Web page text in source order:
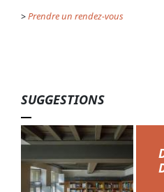
>Prendre un rendez-vous
SUGGESTIONS